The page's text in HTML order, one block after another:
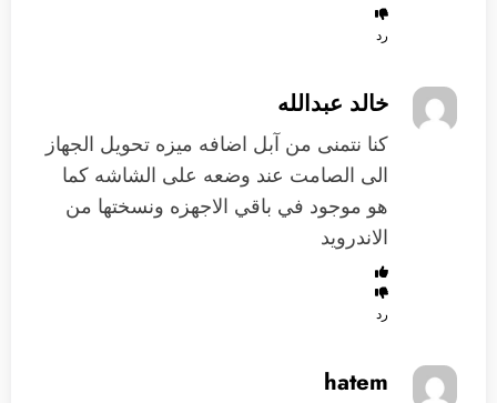
رد
خالد عبدالله
كنا نتمنى من آبل اضافه ميزه تحويل الجهاز
الى الصامت عند وضعه على الشاشه كما
هو موجود في باقي الاجهزه ونسختها من
الاندرويد
رد
hatem